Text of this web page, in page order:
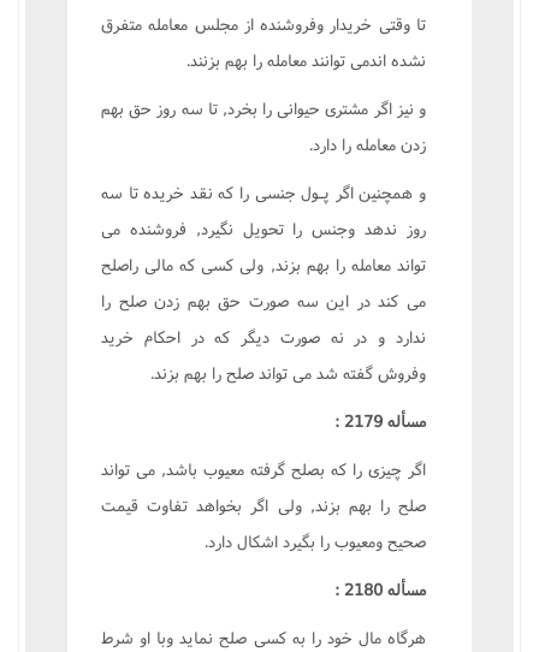
تا وقتى خريدار وفروشنده از مجلس معامله متفرق
نشده اندمى توانند معامله را بهم بزنند.
و نيز اگر مشترى حيوانى را بخرد, تا سه روز حق بهم
زدن معامله را دارد.
و همچنين اگر پـول جنسى را که نقد خريده تا سه
روز ندهد وجنس را تحويل نگيرد, فروشنده مى
تواند معامله را بهم بزند, ولى کسى که مالى راصلح
مى کند در اين سه صورت حق بهم زدن صلح را
ندارد و در نه صورت ديگر که در احکام خريد
وفروش گفته شد مى تواند صلح را بهم بزند.
مسأله 2179 :
اگر چيزى را که بصلح گرفته معيوب باشد, مى تواند
صلح را بهم بزند, ولى اگر بخواهد تفاوت قيمت
صحيح ومعيوب را بگيرد اشکال دارد.
مسأله 2180 :
هرگاه مال خود را به کسى صلح نمايد وبا او شرط